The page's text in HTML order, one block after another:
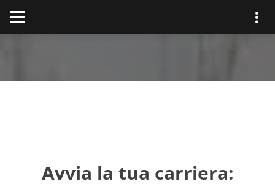
Avvia la tua carriera: